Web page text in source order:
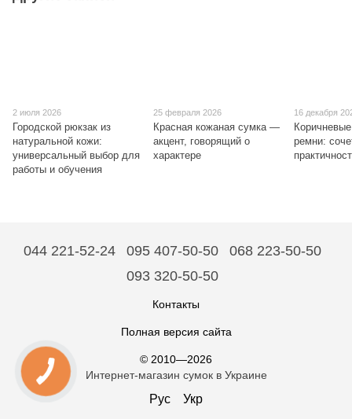
2 июля 2026
Городской рюкзак из
натуральной кожи:
универсальный выбор для
работы и обучения
25 февраля 2026
Красная кожаная сумка —
акцент, говорящий о
характере
16 декабря
ремни:
044 221-52-24 095 407-50-50
068 223-50-50
093 320-50-50
Контакты
Полная версия сайта
© 2010—2026
Интернет-магазин сумок в Украине
Рус Укр